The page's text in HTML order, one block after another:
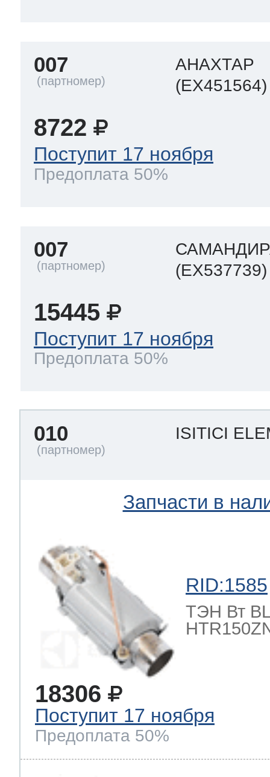
007
АНАХТАР
(EX451564)
8722
Поступит 17 ноября
Предоплата 50%
007
(EX537739)
15445
Поступит 17 ноября
Предоплата 50%
010 ISITICI
Запчасти в
RID:1585
ТЭН Вт
18306
Поступит 17 ноября
Предоплата 50%